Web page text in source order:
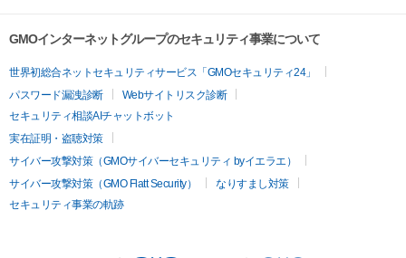
GMOインターネットグループのセキュリティ事業について
世界初総合ネットセキュリティサービス「GMOセキュリティ24」
パスワード漏洩診断
Webサイトリスク診断
セキュリティ相談AIチャットボット
実在証明・盗聴対策
サイバー攻撃対策（GMOサイバーセキュリティ byイエラエ）
サイバー攻撃対策（GMO Flatt Security）
なりすまし対策
セキュリティ事業の軌跡